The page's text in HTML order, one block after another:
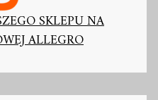
SKLEPU NA
ALLEGRO